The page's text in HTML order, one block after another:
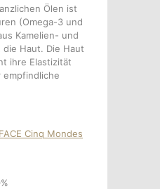
Ölen ist
(Omega-3 und
Kamelien- und
Haut. Die Haut
ihre Elastizität
empfindliche
FACE Cinq Mondes